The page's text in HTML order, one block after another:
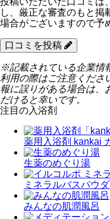
し、厳正な審査のもと掲
場合がございますので予
口コミを投稿
※記載されている企業情
利用の際はご注意くださ
報に誤りがある場合は、
だけると幸いです。
注目の入浴剤
薬用入浴剤 kankai
生薬のめぐり湯
ミネラルバスパウ
みんなの肌潤風呂